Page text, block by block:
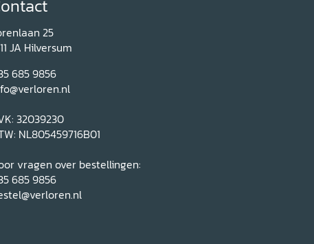
25
JA Hilversum
685 9856
32039230
NL805459716B01
vragen over bestellingen:
685 9856